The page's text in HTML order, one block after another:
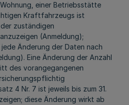
Wohnung, einer Betriebsstätte
Kraftfahrzeugs ist
zuständigen
(Anmeldung);
Änderung der Daten nach
Eine Änderung der Anzahl
des vorangegangenen
4 Nr. 7 ist jeweils bis zum 31.
diese Änderung wirkt ab